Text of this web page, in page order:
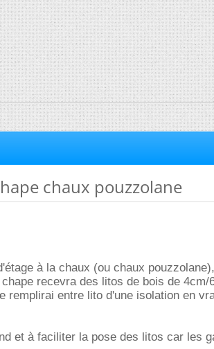
chaux pouzzolane
à la chaux (ou chaux
recevra des litos de bois de 4cm/
remplirai entre lito d'une isolation en
et à faciliter la pose des litos car les